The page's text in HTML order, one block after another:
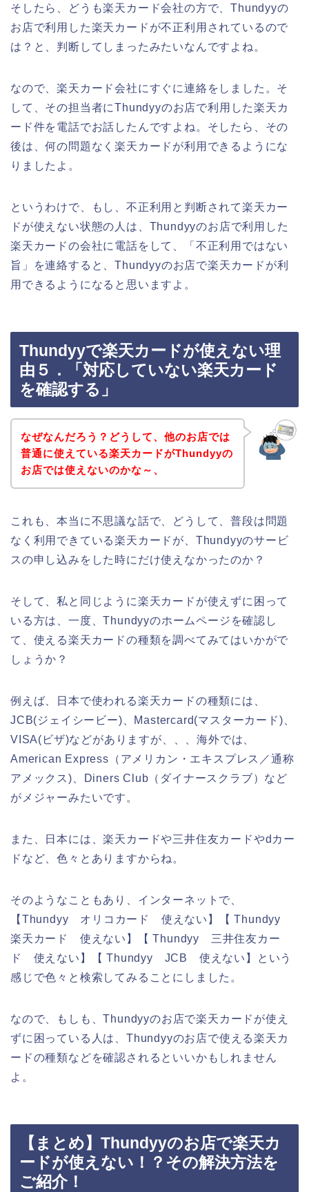
そしたら、どうも楽天カード会社の方で、Thundyyの
お店で利用した楽天カードが不正利用されているので
は？と、判断してしまったみたいなんですよね。
なので、楽天カード会社にすぐに連絡をしました。そ
して、その担当者にThundyyのお店で利用した楽天カ
ード件を電話でお話したんですよね。そしたら、その
後は、何の問題なく楽天カードが利用できるようにな
りましたよ。
というわけで、もし、不正利用と判断されて楽天カー
ドが使えない状態の人は、Thundyyのお店で利用した
楽天カードの会社に電話をして、「不正利用ではない
旨」を連絡すると、Thundyyのお店で楽天カードが利
用できるようになると思いますよ。
Thundyyで楽天カードが使えない理
由５．「対応していない楽天カード
を確認する」
なぜなんだろう？どうして、他のお店では
普通に使えている楽天カードがThundyyの
お店では使えないのかな～、
これも、本当に不思議な話で、どうして、普段は問題
なく利用できている楽天カードが、Thundyyのサービ
スの申し込みをした時にだけ使えなかったのか？
そして、私と同じように楽天カードが使えずに困って
いる方は、一度、Thundyyのホームページを確認し
て、使える楽天カードの種類を調べてみてはいかがで
しょうか？
例えば、日本で使われる楽天カードの種類には、
JCB(ジェイシービー)、Mastercard(マスターカード)、
VISA(ビザ)などがありますが、、、海外では、
American Express（アメリカン・エキスプレス／通称
アメックス)、Diners Club（ダイナースクラブ）など
がメジャーみたいです。
また、日本には、楽天カードや三井住友カードやdカー
ドなど、色々とありますからね。
そのようなこともあり、インターネットで、
【Thundyy オリコカード 使えない】【 Thundyy
楽天カード 使えない】【 Thundyy 三井住友カー
ド 使えない】【 Thundyy JCB 使えない】という
感じで色々と検索してみることにしました。
なので、もしも、Thundyyのお店で楽天カードが使え
ずに困っている人は、Thundyyのお店で使える楽天カ
ードの種類などを確認されるといいかもしれません
よ。
【まとめ】Thundyyのお店で楽天カ
ードが使えない！？その解決方法を
ご紹介！